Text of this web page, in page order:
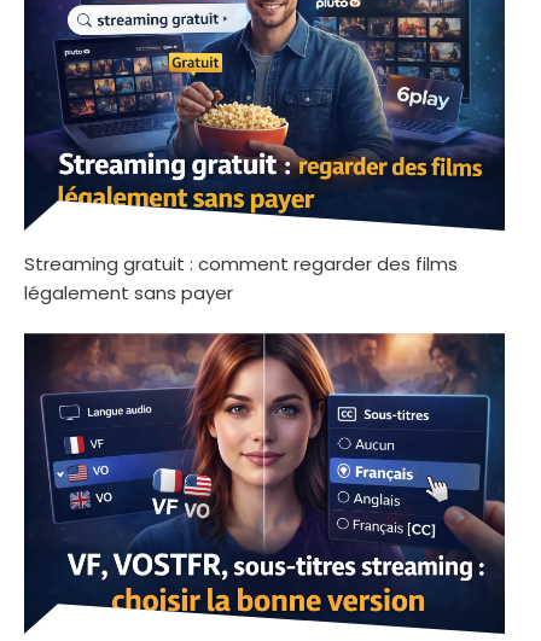
Streaming gratuit : comment regarder des films
légalement sans payer